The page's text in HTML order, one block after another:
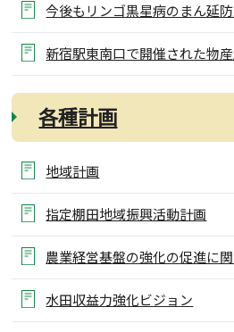
今後もリンゴ黒星病のまん延
新宿駅東南口で開催された物
各種計画
地域計画
指定棚田地域振興活動計画
農業経営基盤の強化の促進に
水田収益力強化ビジョン